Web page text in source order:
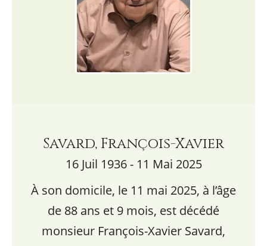
Savard, François-Xavier
16 Juil 1936 - 11 Mai 2025
À son domicile, le 11 mai 2025, à l’âge
de 88 ans et 9 mois, est décédé
monsieur François-Xavier Savard,